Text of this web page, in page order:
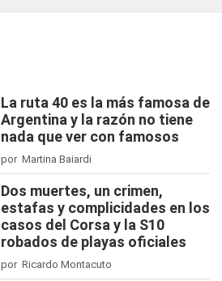
La ruta 40 es la más famosa de
Argentina y la razón no tiene
nada que ver con famosos
por Martina Baiardi
Dos muertes, un crimen,
estafas y complicidades en los
casos del Corsa y la S10
robados de playas oficiales
por Ricardo Montacuto